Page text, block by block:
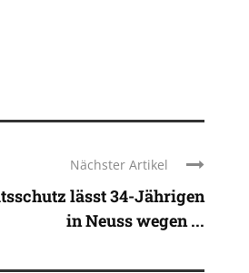
Nächster Artikel
lässt 34-Jährigen
in Neuss wegen ...